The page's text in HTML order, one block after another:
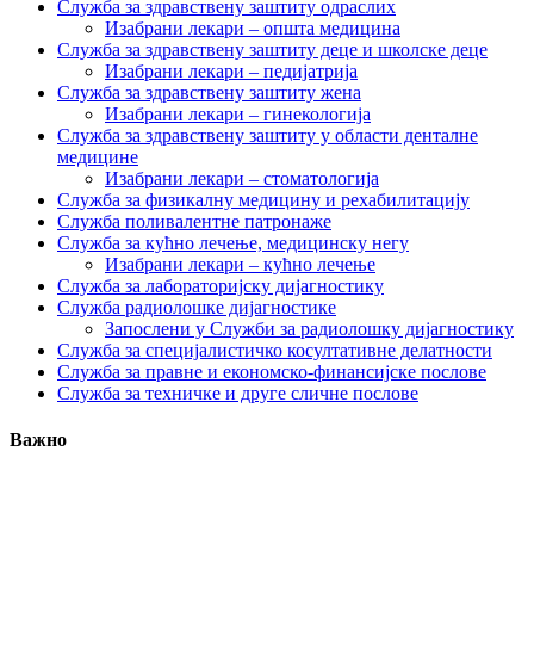
Служба за здравствену заштиту одраслих
Изабрани лекари – општа медицина
Служба за здравствену заштиту деце и школске деце
Изабрани лекари – педијатрија
Служба за здравствену заштиту жена
Изабрани лекари – гинекологија
Служба за здравствену заштиту у области денталне
медицине
Изабрани лекари – стоматологија
Служба за физикалну медицину и рехабилитацију
Служба поливалентне патронаже
Служба за кућно лечење, медицинску негу
Изабрани лекари – кућно лечење
Служба за лабораторијску дијагностику
Служба радиолошке дијагностике
Запослени у Служби за радиолошку дијагностику
Служба за специјалистичко косултативне делатности
Служба за правне и економско-финансијске послове
Служба за техничке и друге сличне послове
Важно